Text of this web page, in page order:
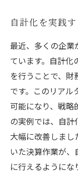
自計化を実践
最近、多くの企業
ています。自計
を行うことで、
です。このリアル
可能になり、戦略
の実例では、自
大幅に改善しまし
いた決算作業が
に行えるように